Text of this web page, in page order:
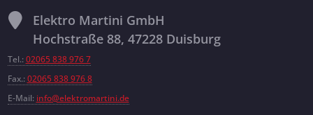
Elektro Martini GmbH
Hochstraße 88, 47228 Duisburg
Tel.: 02065 838 976 7
Fax.: 02065 838 976 8
E-Mail: info@elektromartini.de